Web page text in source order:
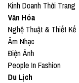
Kinh Doanh Thời Trang
Văn Hóa
Nghệ Thuật & Thiết Kế
Âm Nhạc
Điện Ảnh
People In Fashion
Du Lịch